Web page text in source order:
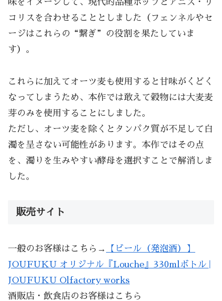
味をイメージして、現代的品種ホップとアニス・リ
コリスを合わせることとしました（フェンネルやセ
ージはこれらの“繋ぎ”の役割を果たしていま
す）。
これらに加えてオーツ麦も使用すると甘味がくどく
なってしまうため、本作では敢えて穀物には大麦麦
芽のみを使用することにしました。
ただし、オーツ麦を除くとタンパク質が不足して白
濁を呈さない可能性があります。本作ではその点
を、濁りを生みやすい酵母を選択すことで解消しま
した。
販売サイト
一般のお客様はこちら→
【ビール（発泡酒）】
JOUFUKU オリジナル『Louche』330mlボトル |
JOUFUKU Olfactory works
酒販店・飲食店のお客様はこちら